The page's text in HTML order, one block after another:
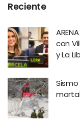
Reciente
con
y La